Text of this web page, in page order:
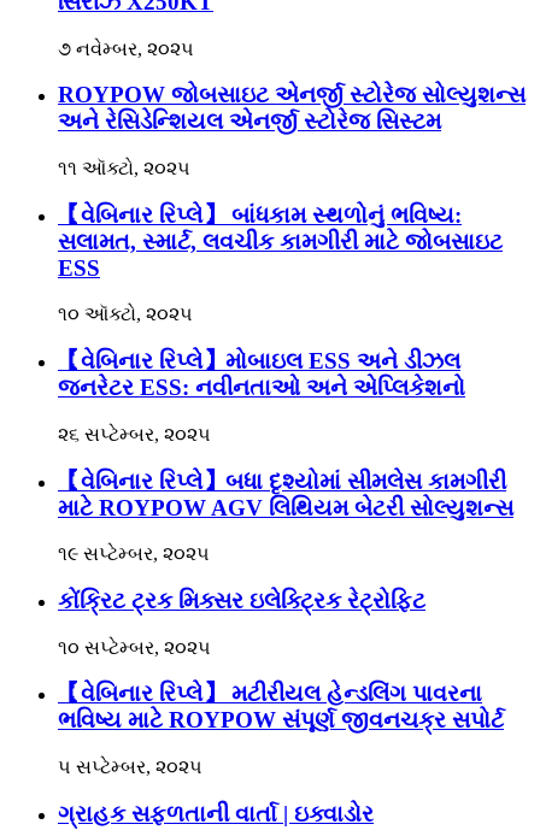
૭ નવેમ્બર, ૨૦૨૫
ROYPOW જોબસાઇટ એનર્જી સ્ટોરેજ સોલ્યુશન્સ
અને રેસિડેન્શિયલ એનર્જી સ્ટોરેજ સિસ્ટમ
૧૧ ઑક્ટો, ૨૦૨૫
【વેબિનાર રિપ્લે】 બાંધકામ સ્થળોનું ભવિષ્ય:
સલામત, સ્માર્ટ, લવચીક કામગીરી માટે જોબસાઇટ
ESS
૧૦ ઑક્ટો, ૨૦૨૫
【વેબિનાર રિપ્લે】મોબાઇલ ESS અને ડીઝલ
જનરેટર ESS: નવીનતાઓ અને એપ્લિકેશનો
૨૬ સપ્ટેમ્બર, ૨૦૨૫
【વેબિનાર રિપ્લે】બધા દૃશ્યોમાં સીમલેસ કામગીરી
માટે ROYPOW AGV લિથિયમ બેટરી સોલ્યુશન્સ
૧૯ સપ્ટેમ્બર, ૨૦૨૫
કોંક્રિટ ટ્રક મિક્સર ઇલેક્ટ્રિક રેટ્રોફિટ
૧૦ સપ્ટેમ્બર, ૨૦૨૫
【વેબિનાર રિપ્લે】 મટીરીયલ હેન્ડલિંગ પાવરના
ભવિષ્ય માટે ROYPOW સંપૂર્ણ જીવનચક્ર સપોર્ટ
૫ સપ્ટેમ્બર, ૨૦૨૫
ગ્રાહક સફળતાની વાર્તા | ઇક્વાડોર